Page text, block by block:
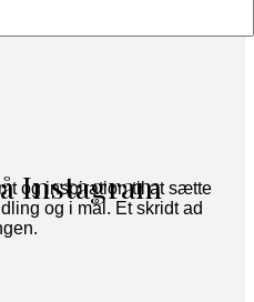
Instagram
og inspiration til at sætte
og i mål. Et skridt ad